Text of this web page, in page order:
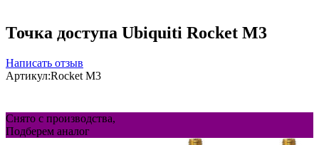
Точка доступа Ubiquiti Rocket M3
Написать отзыв
Артикул:Rocket M3
Снято с производства,
Подберем аналог